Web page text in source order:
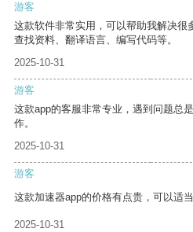
游客
这款软件非常实用，可以帮助我解决很
查找资料、翻译语言、编写代码等。
2025-10-31
游客
这款app的客服非常专业，遇到问题总
作。
2025-10-31
游客
这款加速器app的价格有点贵，可以适
2025-10-31